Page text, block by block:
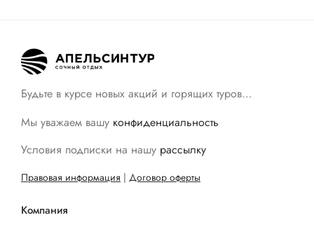
Будьте в курсе новых акций и горящих туров…
Мы уважаем вашу конфиденциальность
Условия подписки на нашу рассылку
Правовая информация | Договор оферты
Компания